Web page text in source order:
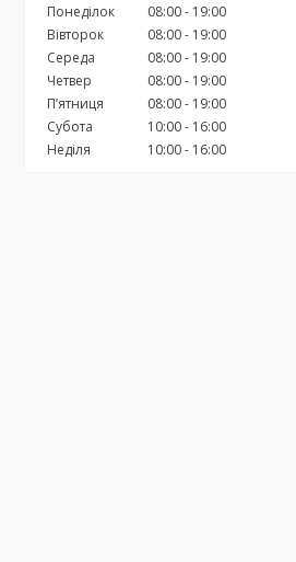
Понеділок 08:00
19:00
Вівторок
08:00
19:00
Середа
08:00
19:00
Четвер
08:00
19:00
Пʼятниця
08:00
19:00
Субота
10:00
16:00
Неділя
10:00 16:00